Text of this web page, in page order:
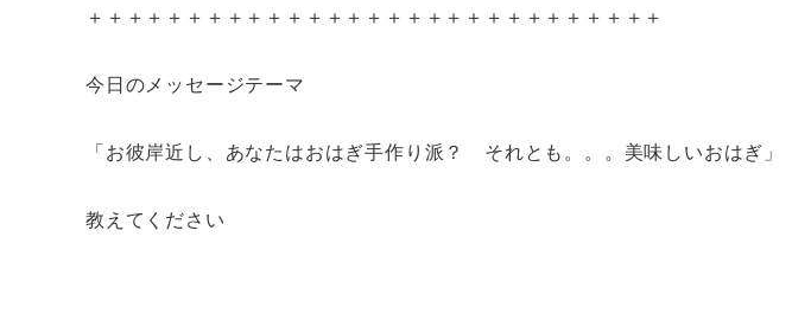
＋＋＋＋＋＋＋＋＋＋＋＋＋＋＋＋＋＋＋＋＋＋＋＋＋＋＋＋＋
今日のメッセージテーマ
「お彼岸近し、あなたはおはぎ手作り派？ それとも。。。美味しいおはぎ」
教えてください